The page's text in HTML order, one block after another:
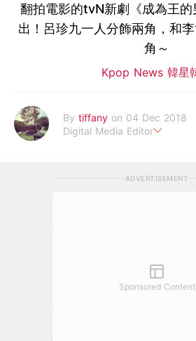
翻拍電影的tvN新劇《成為王
出！呂珍九一人分飾兩角，和
角～
Kpop News 韓星
By tiffany on 04 Dec 2018
Digital Media Editor
ADVERTISEMENT
Sponsored Content